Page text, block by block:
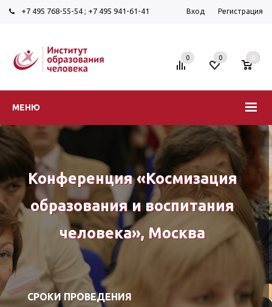
+7 495 768-55-54 ; +7 495 941-61-41 Вход Регистрация
МЕНЮ
0 0 0
Конференция «Космизация
образования и воспитания
человека», Москва
СРОКИ ПРОВЕДЕНИЯ